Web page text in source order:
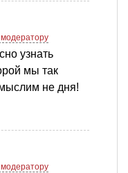
узнать
мы так
не дня!